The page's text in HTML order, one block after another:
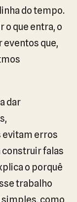
do tempo.
o que entra, o
eventos que,
dar
evitam erros
construir falas
o porquê
trabalho
como